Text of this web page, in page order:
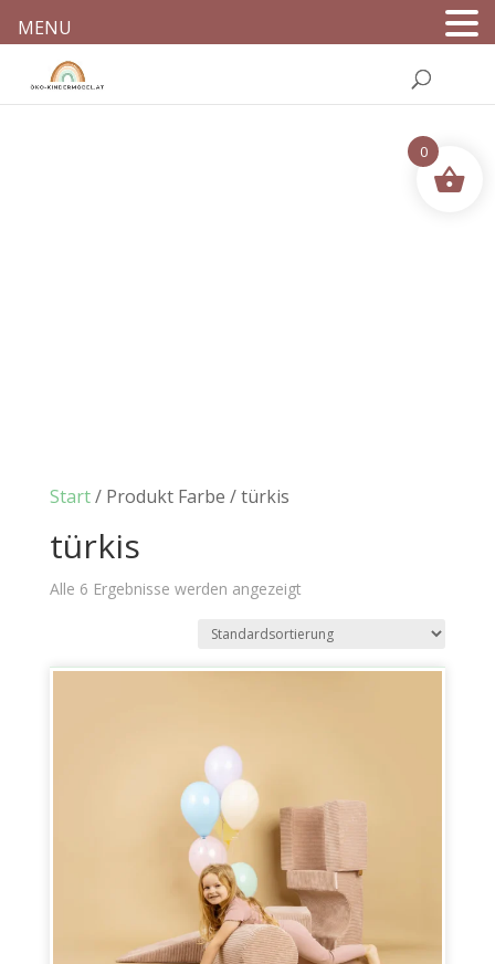
Start/ Produkt Farbe / türkis
türkis
Alle 6 Ergebnisse werden angezeigt
MENU
0